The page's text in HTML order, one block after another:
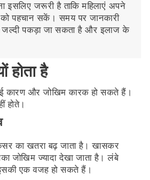
जरूरी है ताकि महिलाएं अपने
को पहचान सकें। समय पर जानकारी
पकड़ा जा सकता है और इलाज के
होता है
कारण और जोखिम कारक हो सकते हैं।
होते।
का खतरा बढ़ जाता है। खासकर
जोखिम ज्यादा देखा जाता है। लंबे
एक वजह हो सकते हैं।